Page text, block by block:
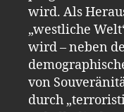
wird. Als
„westliche
wird – neben
von
durch